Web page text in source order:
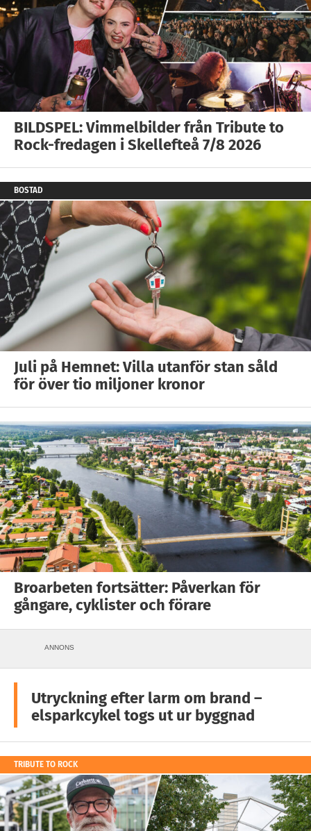
BILDSPEL: Vimmelbilder från Tribute to
Rock-fredagen i Skellefteå 7/8 2026
BOSTAD
Juli på Hemnet: Villa utanför stan såld
för över tio miljoner kronor
Broarbeten fortsätter: Påverkan för
gångare, cyklister och förare
ANNONS
Utryckning efter larm om brand –
elsparkcykel togs ut ur byggnad
TRIBUTE TO ROCK